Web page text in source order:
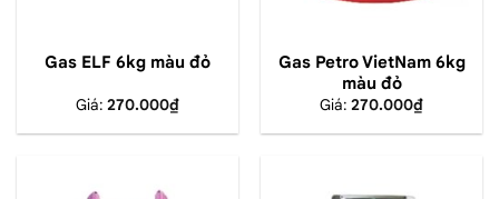
Gas ELF 6kg màu đỏ
Giá: 270.000₫
Gas Petro VietNam 6kg
màu đỏ
Giá: 270.000₫